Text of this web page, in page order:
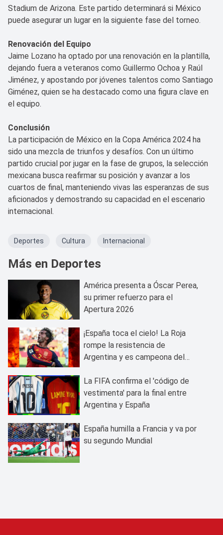
Stadium de Arizona. Este partido determinará si México
puede asegurar un lugar en la siguiente fase del torneo.
Renovación del Equipo
Jaime Lozano ha optado por una renovación en la plantilla,
dejando fuera a veteranos como Guillermo Ochoa y Raúl
Jiménez, y apostando por jóvenes talentos como Santiago
Giménez, quien se ha destacado como una figura clave en
el equipo.
Conclusión
La participación de México en la Copa América 2024 ha
sido una mezcla de triunfos y desafíos. Con un último
partido crucial por jugar en la fase de grupos, la selección
mexicana busca reafirmar su posición y avanzar a los
cuartos de final, manteniendo vivas las esperanzas de sus
aficionados y demostrando su capacidad en el escenario
internacional.
Deportes Cultura Internacional
Más en Deportes
América presenta a Óscar Perea,
su primer refuerzo para el
Apertura 2026
¡España toca el cielo! La Roja
rompe la resistencia de
Argentina y es campeona del
La FIFA confirma el 'código de
vestimenta' para la final entre
Argentina y España
España humilla a Francia y va por
su segundo Mundial